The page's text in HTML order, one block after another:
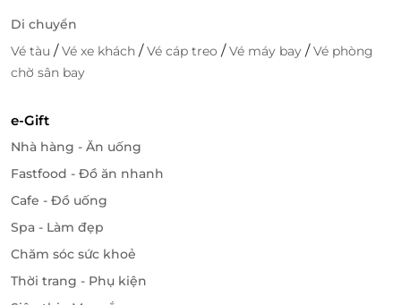
Di chuyển
Vé tàu /Vé xe khách /Vé cáp treo /Vé máy bay /Vé phòng
chờ sân bay
e-Gift
Nhà hàng - Ăn uống
Fastfood - Đồ ăn nhanh
Cafe - Đồ uống
Spa - Làm đẹp
Chăm sóc sức khoẻ
Thời trang - Phụ kiện